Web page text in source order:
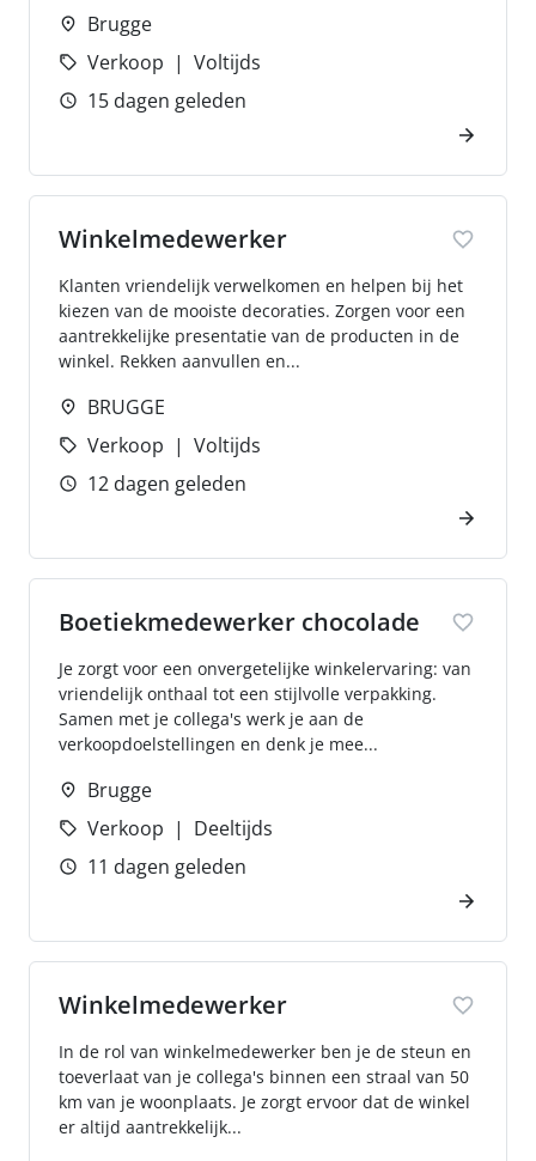
Brugge
Verkoop
Voltijds
15 dagen geleden
Winkelmedewerker
Klanten vriendelijk verwelkomen en helpen bij het
kiezen van de mooiste decoraties. Zorgen voor een
aantrekkelijke presentatie van de producten in de
winkel. Rekken aanvullen en...
BRUGGE
Verkoop
Voltijds
12 dagen geleden
Boetiekmedewerker chocolade
Je zorgt voor een onvergetelijke winkelervaring: van
vriendelijk onthaal tot een stijlvolle verpakking.
Samen met je collega's werk je aan de
verkoopdoelstellingen en denk je mee...
Brugge
Verkoop
Deeltijds
11 dagen geleden
Winkelmedewerker
In de rol van winkelmedewerker ben je de steun en
toeverlaat van je collega's binnen een straal van 50
km van je woonplaats. Je zorgt ervoor dat de winkel
er altijd aantrekkelijk...